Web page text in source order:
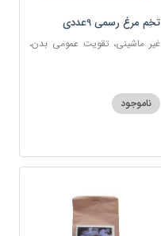
تخم مرغ رسمی 9عددی
غیر ماشینی، تقویت عمومی بدن،
ناموجود